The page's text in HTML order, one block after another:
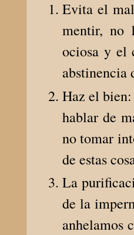
Evita el
mentir, no
ociosa y el
abstinencia
Haz el
hablar de
no tomar
de estas
La
de la
anhelamos